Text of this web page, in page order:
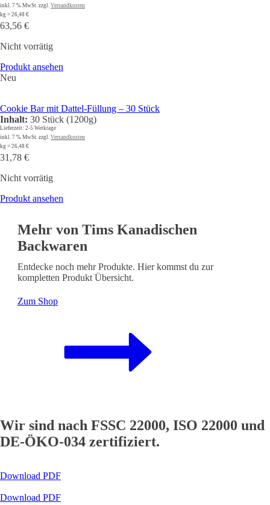
inkl. 7 % MwSt. zzgl. Versandkosten
kg = 26,48 €
63,56 €
Nicht vorrätig
Produkt ansehen
Neu
Cookie Bar mit Dattel-Füllung – 30 Stück
Inhalt: 30 Stück (1200g)
Lieferzeit: 2-5 Werktage
inkl. 7 % MwSt. zzgl. Versandkosten
kg = 26,48 €
31,78 €
Nicht vorrätig
Produkt ansehen
Mehr von Tims Kanadischen
Backwaren
Entdecke noch mehr Produkte. Hier kommst du zur
kompletten Produkt Übersicht.
Zum Shop
Wir sind nach FSSC 22000, ISO 22000 und
DE-ÖKO-034 zertifiziert.
Download PDF
Download PDF